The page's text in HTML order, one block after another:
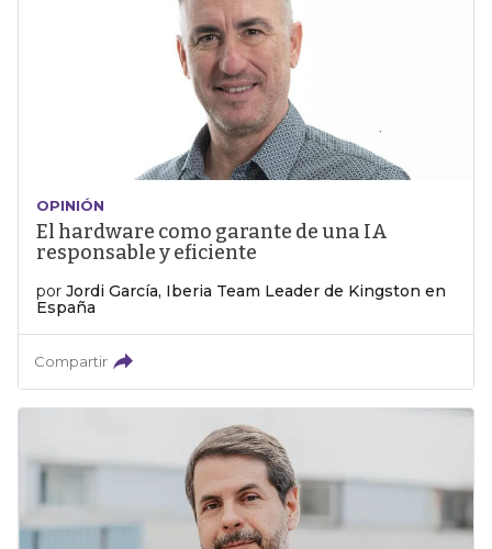
OPINIÓN
El hardware como garante de una IA
responsable y eficiente
por Jordi García, Iberia Team Leader de Kingston en
España
Compartir